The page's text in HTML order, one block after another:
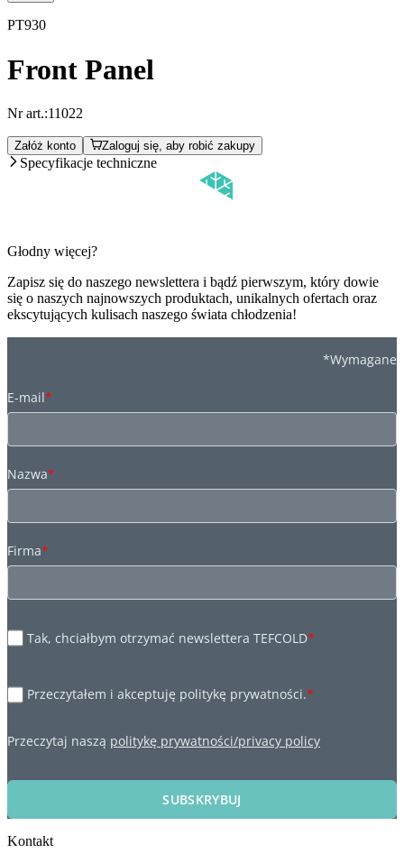
PT930
Front Panel
Nr art.:11022
Załóż konto Zaloguj się, aby robić zakupy
Specyfikacje techniczne
Głodny więcej?
Zapisz się do naszego newslettera i bądź pierwszym, który dowie
się o naszych najnowszych produktach, unikalnych ofertach oraz
ekscytujących kulisach naszego świata chłodzenia!
*Wymagane
E-mail*
Nazwa*
Firma*
Tak, chciałbym otrzymać newslettera TEFCOLD*
Przeczytałem i akceptuję politykę prywatności.*
Przeczytaj naszą politykę prywatności/privacy policy
SUBSKRYBUJ
Kontakt